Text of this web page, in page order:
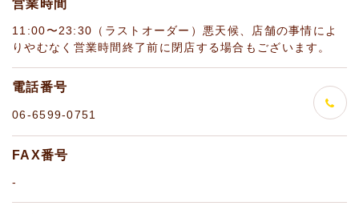
営業時間
11:00〜23:30（ラストオーダー）悪天候、店舗の事情によ
りやむなく営業時間終了前に閉店する場合もございます。
電話番号
06-6599-0751
FAX番号
-